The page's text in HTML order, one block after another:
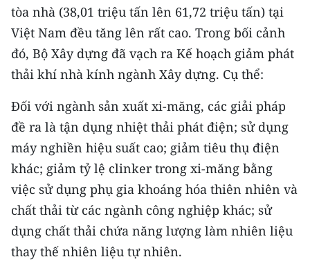
tòa nhà (38,01 triệu tấn lên 61,72 triệu tấn) tại
Việt Nam đều tăng lên rất cao. Trong bối cảnh
đó, Bộ Xây dựng đã vạch ra Kế hoạch giảm phát
thải khí nhà kính ngành Xây dựng. Cụ thể:
Đối với ngành sản xuất xi-măng, các giải pháp
đề ra là tận dụng nhiệt thải phát điện; sử dụng
máy nghiền hiệu suất cao; giảm tiêu thụ điện
khác; giảm tỷ lệ clinker trong xi-măng bằng
việc sử dụng phụ gia khoáng hóa thiên nhiên và
chất thải từ các ngành công nghiệp khác; sử
dụng chất thải chứa năng lượng làm nhiên liệu
thay thế nhiên liệu tự nhiên.